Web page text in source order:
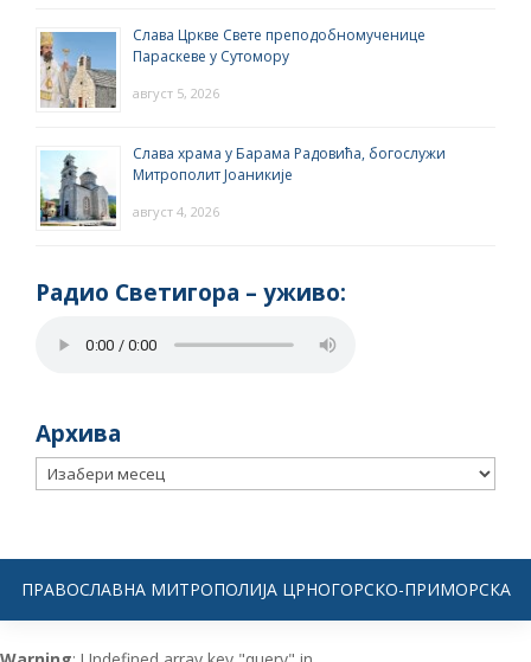
Слава Цркве Свете преподобномученице
Параскеве у Сутомору
август 5, 2026
Слава храма у Барама Радовића, богослужи
Митрополит Јоаникије
август 4, 2026
Радио Светигора – yживо:
Архива
Архива
ПРАВОСЛАВНА МИТРОПОЛИЈА ЦРНОГОРСКО-ПРИМОРСКА